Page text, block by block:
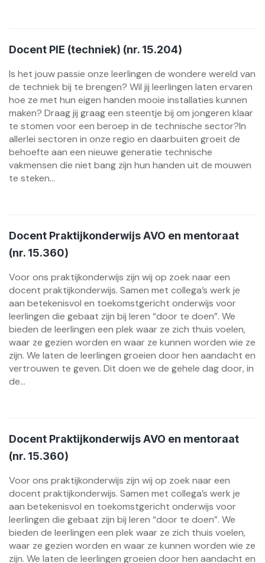
Docent PIE (techniek) (nr. 15.204)
Is het jouw passie onze leerlingen de wondere wereld van
de techniek bij te brengen? Wil jij leerlingen laten ervaren
hoe ze met hun eigen handen mooie installaties kunnen
maken? Draag jij graag een steentje bij om jongeren klaar
te stomen voor een beroep in de technische sector?In
allerlei sectoren in onze regio en daarbuiten groeit de
behoefte aan een nieuwe generatie technische
vakmensen die niet bang zijn hun handen uit de mouwen
te steken...
Docent Praktijkonderwijs AVO en mentoraat
(nr. 15.360)
Voor ons praktijkonderwijs zijn wij op zoek naar een
docent praktijkonderwijs. Samen met collega’s werk je
aan betekenisvol en toekomstgericht onderwijs voor
leerlingen die gebaat zijn bij leren “door te doen”. We
bieden de leerlingen een plek waar ze zich thuis voelen,
waar ze gezien worden en waar ze kunnen worden wie ze
zijn. We laten de leerlingen groeien door hen aandacht en
vertrouwen te geven. Dit doen we de gehele dag door, in
de...
Docent Praktijkonderwijs AVO en mentoraat
(nr. 15.360)
Voor ons praktijkonderwijs zijn wij op zoek naar een
docent praktijkonderwijs. Samen met collega’s werk je
aan betekenisvol en toekomstgericht onderwijs voor
leerlingen die gebaat zijn bij leren “door te doen”. We
bieden de leerlingen een plek waar ze zich thuis voelen,
waar ze gezien worden en waar ze kunnen worden wie ze
zijn. We laten de leerlingen groeien door hen aandacht en